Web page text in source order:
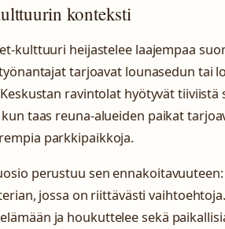
konteksti
kulttuuri heijastelee laajempaa
tarjoavat lounasedun tai
ravintolat hyötyvät tiiviistä
taas reuna-alueiden paikat
parkkipaikkoja.
perustuu sen
jossa on riittävästi
ja houkuttelee sekä